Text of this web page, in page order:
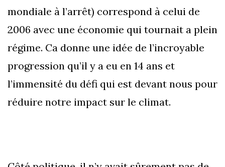
mondiale à l’arrêt) correspond à celui de
2006 avec une économie qui tournait a plein
régime. Ca donne une idée de l’incroyable
progression qu’il y a eu en 14 ans et
l’immensité du défi qui est devant nous pour
réduire notre impact sur le climat.